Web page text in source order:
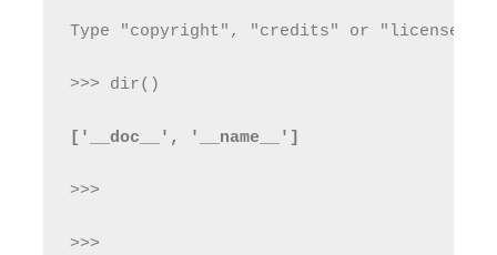
Type "copyright", "credits" or "license"
>>> dir()
['__doc__', '__name__']
>>>
>>>